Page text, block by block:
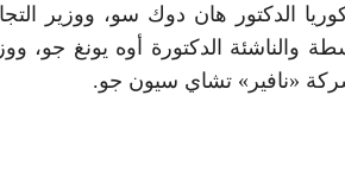
الدكتور هان دوك سو، ووزير
والناشئة الدكتورة أوه يونغ جو،
شركة «نافير» تشاي سيون جو.